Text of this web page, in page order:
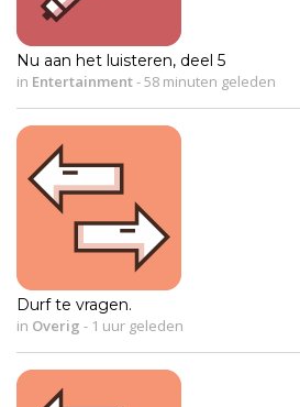
Nu aan het luisteren, deel 5
in Entertainment-58 minuten geleden
Durf te vragen.
in Overig - 1 uur geleden